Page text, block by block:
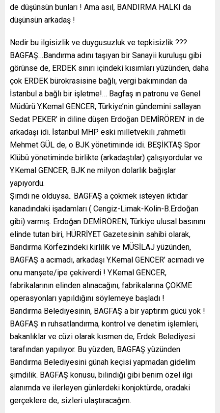
de düşünsün bunları ! Ama asıl, BANDIRMA HALKI da
düşünsün arkadaş !
Nedir bu ilgisizlik ve duygusuzluk ve tepkisizlik ???
BAGFAŞ…Bandırma adını taşıyan bir Sanayii kuruluşu gibi
görünse de, ERDEK sınırı içindeki kısımları yüzünden, daha
çok ERDEK bürokrasisine bağlı, vergi bakımından da
İstanbul a bağlı bir işletme!… Bagfaş ın patronu ve Genel
Müdürü Y.Kemal GENCER, Türkiye’nin gündemini sallayan
Sedat PEKER’ in diline düşen Erdoğan DEMİRÖREN’ in de
arkadaşı idi. İstanbul MHP eski milletvekili ,rahmetli
Mehmet GÜL de, o BJK yönetiminde idi. BEŞİKTAŞ Spor
Klübü yönetiminde birlikte (arkadaştılar) çalışıyordular ve
Y.Kemal GENCER, BJK ne milyon dolarlık bağışlar
yapıyordu.
Şimdi ne olduysa.. BAGFAŞ a çökmek isteyen iktidar
kanadındaki işadamları ( Cengiz-Limak-Kolin-B.Erdoğan
gibi) varmış. Erdoğan DEMİRÖREN, Türkiye ulusal basınını
elinde tutan biri, HÜRRİYET Gazetesinin sahibi olarak,
Bandırma Körfezindeki kirlilik ve MÜSİLAJ yüzünden,
BAGFAŞ a acımadı, arkadaşı Y.Kemal GENCER’ acımadı ve
onu manşete/ipe çekiverdi ! Y.Kemal GENCER,
fabrikalarının elinden alınacağını, fabrikalarına ÇÖKME
operasyonları yapıldığını söylemeye başladı !
Bandırma Belediyesinin, BAGFAŞ a bir yaptırım gücü yok !
BAGFAŞ ın ruhsatlandırma, kontrol ve denetim işlemleri,
bakanlıklar ve cüzi olarak kısmen de, Erdek Belediyesi
tarafından yapılıyor. Bu yüzden, BAGFAŞ yüzünden
Bandırma Belediyesini günah keçisi yapmadan gidelim
şimdilik. BAGFAŞ konusu, bilindiği gibi benim özel ilgi
alanımda ve ilerleyen günlerdeki konjoktürde, oradaki
gerçeklere de, sizleri ulaştıracağım.